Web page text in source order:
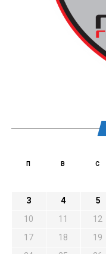
П В С
3
4 5
10
11 12
17
18 19